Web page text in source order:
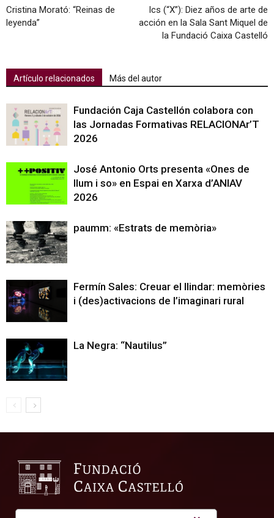
Cristina Morató: “Reinas de
leyenda”
Ics (“X”): Diez años de arte de
acción en la Sala Sant Miquel de
la Fundació Caixa Castelló
Artículo relacionados Más del autor
Fundación Caja Castellón colabora con
las Jornadas Formativas RELACIONAr’T
2026
José Antonio Orts presenta «Ones de
llum i so» en Espai en Xarxa d’ANIAV
2026
paumm: «Estrats de memòria»
Fermín Sales: Creuar el llindar: memòries
i (des)activacions de l’imaginari rural
La Negra: “Nautilus”